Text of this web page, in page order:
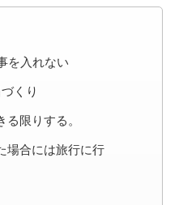
を入れない
くり
る限りする。
場合には旅行に行